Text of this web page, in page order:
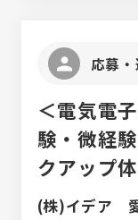
応募
＜電気電
験・微経
クアップ
(株)イデア